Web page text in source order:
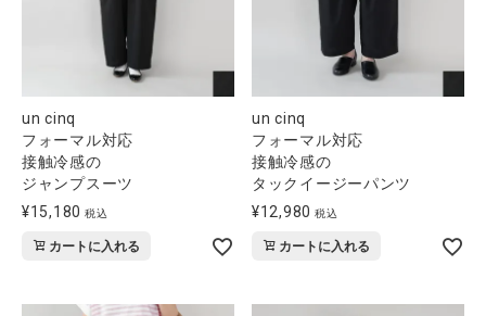
un cinq
フォーマル対応
接触冷感の
ジャンプスーツ
¥15,180 税込
カートに入れる
un cinq
フォーマル対応
接触冷感の
タックイージーパンツ
¥12,980 税込
カートに入れる